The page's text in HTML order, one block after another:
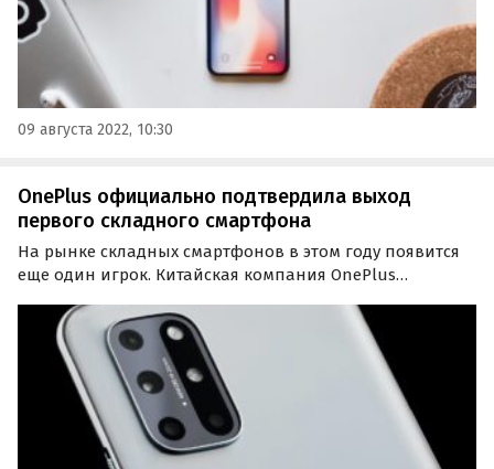
09 августа 2022, 10:30
OnePlus официально подтвердила выход
первого складного смартфона
На рынке складных смартфонов в этом году появится
еще один игрок. Китайская компания OnePlus
смартфона со складной конструкцией.